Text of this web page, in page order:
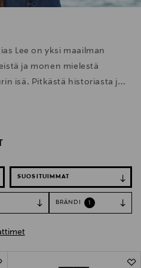
Lee on yksi maailman
ja monen mielestä
isä. Pitkästä historiasta ja
katumuotia.
BRÄNDI 1